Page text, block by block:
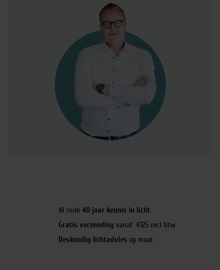
Al ruim 40 jaar kennis in licht
Gratis verzending vanaf €125 excl btw
Deskundig lichtadvies op maat